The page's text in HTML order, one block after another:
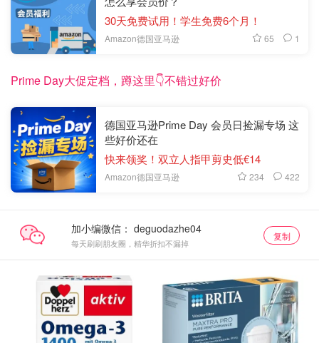
30天免费试用！学生免费6个月！
Amazon德国亚马逊 65 1
Prime Day大促定档，蹲这里👇不错过好价
德国亚马逊Prime Day 会员日捡漏专场 这
些好价还在
快来领奖！双立人指甲剪史低€14
Amazon德国亚马逊 234 422
加小编微信：
每天刷刷朋友圈，精华折扣不漏掉
复制